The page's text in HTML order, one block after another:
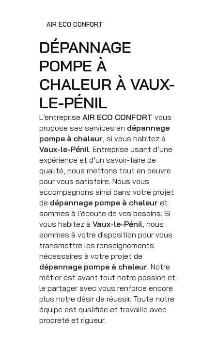
AIR ECO CONFORT
DÉPANNAGE
POMPE À
CHALEUR À VAUX-
LE-PÉNIL
L’entreprise AIR ECO CONFORT vous
propose ses services en dépannage
pompe à chaleur, si vous habitez à
Vaux-le-Pénil. Entreprise usant d’une
expérience et d’un savoir-faire de
qualité, nous mettons tout en oeuvre
pour vous satisfaire. Nous vous
accompagnons ainsi dans votre projet
de dépannage pompe à chaleur et
sommes à l’écoute de vos besoins. Si
vous habitez à Vaux-le-Pénil, nous
sommes à votre disposition pour vous
transmettre les renseignements
nécessaires à votre projet de
dépannage pompe à chaleur. Notre
métier est avant tout notre passion et
le partager avec vous renforce encore
plus notre désir de réussir. Toute notre
équipe est qualifiée et travaille avec
propreté et rigueur.